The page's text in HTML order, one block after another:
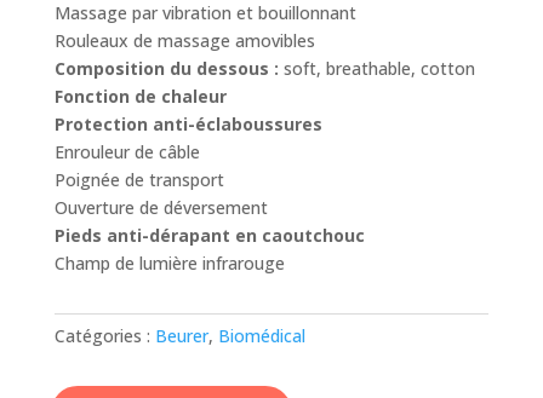
Massage par vibration et bouillonnant
Rouleaux de massage amovibles
Composition du dessous : soft, breathable, cotton
Fonction de chaleur
Protection anti-éclaboussures
Enrouleur de câble
Poignée de transport
Ouverture de déversement
Pieds anti-dérapant en caoutchouc
Champ de lumière infrarouge
Catégories : Beurer, Biomédical